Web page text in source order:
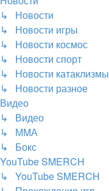
↳ Новости
↳ Новости игры
↳ Новости космос
↳ Новости спорт
↳ Новости катаклизмы
↳ Новости разное
Видео
↳ Видео
↳ ММА
↳ Бокс
YouTube SMERCH
↳ YouTube SMERCH